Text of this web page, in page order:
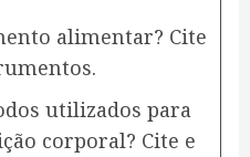
alimentar? Cite
utilizados para
corporal? Cite e